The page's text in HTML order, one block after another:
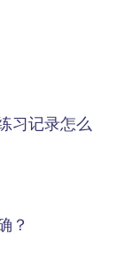
习记录怎么
？